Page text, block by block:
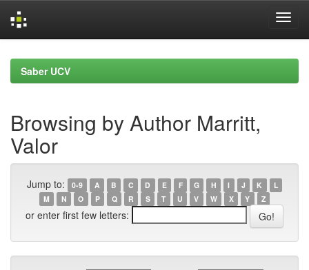
navigationSaber UCV
Browsing by Author Marritt,
Valor
Jump to: 0-9 A B C D E F G H I J K
L
M
N O P Q R S T U V W X Y Z
or enter first few letters: